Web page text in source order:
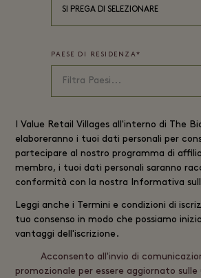
SI PREGA DI SELEZIONARE
PAESE DI RESIDENZA*
IValue Retail Villages all'interno di The
elaboreranno i tuoi dati personali per
partecipare al nostro programma di
membro, i tuoi dati personali saranno
conformità con la nostra Informativa
Leggi anche i Termini e condizioni di
tuo consenso in modo che possiamo
vantaggi dell'iscrizione.
Acconsento all'invio di
promozionale per essere aggiornato